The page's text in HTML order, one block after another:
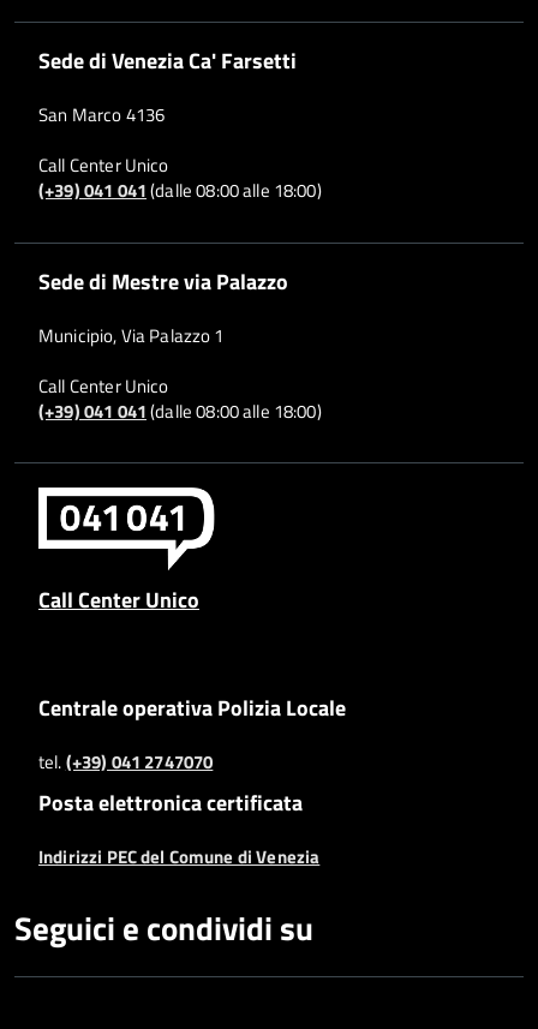
Sede di Venezia Ca' Farsetti
San Marco 4136
Call Center Unico
(+39) 041 041(dalle 08:00 alle 18:00)
Sede di Mestre via Palazzo
Municipio, Via Palazzo 1
Call Center Unico
(+39) 041 041(dalle 08:00 alle 18:00)
Call Center Unico
Centrale operativa Polizia Locale
tel.(+39) 041 2747070
Posta elettronica certificata
Indirizzi PEC del Comune di Venezia
Seguici e condividi su